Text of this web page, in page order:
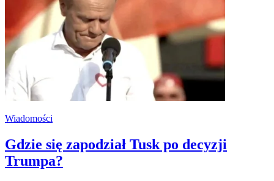
Wiadomości
Gdzie się zapodział Tusk po decyzji
Trumpa?